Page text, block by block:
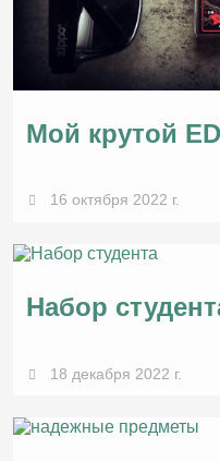
Мой крутой
16 октября 2022 г.
Набор
18 декабря 2022 г.